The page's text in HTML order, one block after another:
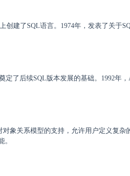
创建了SQL语言。1974年，发表了关于
定了后续SQL版本发展的基础。1992年
象关系模型的支持，允许用户定义复杂
。